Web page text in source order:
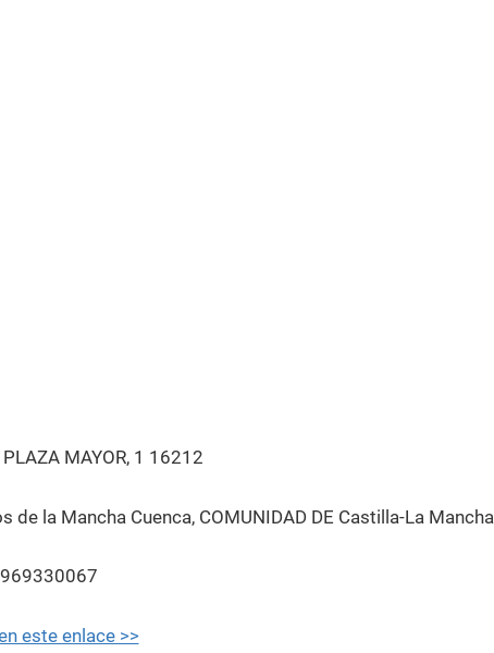
PLAZA MAYOR, 1 16212
de la Mancha Cuenca, COMUNIDAD DE Castilla-La Mancha
969330067
este enlace >>